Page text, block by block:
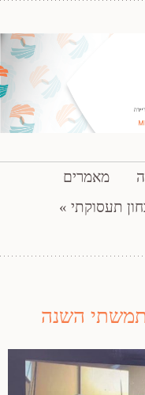
פותרת
מאמרים
תעסוקתי